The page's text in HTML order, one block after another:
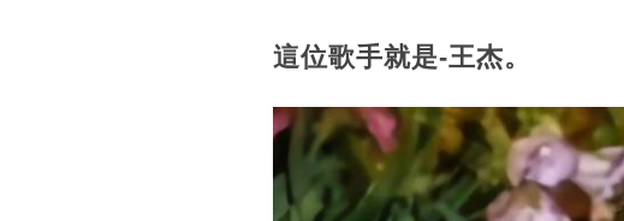
這位歌手就是-王杰。